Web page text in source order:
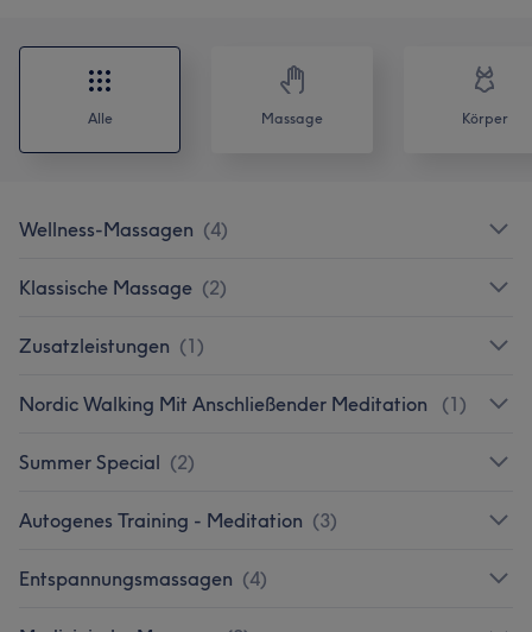
Alle Massage Körper
Wellness-Massagen (4)
Klassische Massage (2)
Zusatzleistungen (1)
Nordic Walking Mit Anschließender Meditation (1)
Summer Special (2)
Autogenes Training - Meditation (3)
Entspannungsmassagen (4)